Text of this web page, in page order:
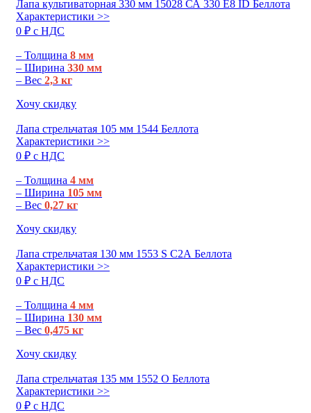
Лапа культиваторная 330 мм 15028 СА 330 E8 ID Беллота
Характеристики >>
0 ₽ c НДС
– Толщина 8 мм
– Ширина 330 мм
– Вес 2,3 кг
Хочу скидку
Лапа стрельчатая 105 мм 1544 Беллота
Характеристики >>
0 ₽ c НДС
– Толщина 4 мм
– Ширина 105 мм
– Вес 0,27 кг
Хочу скидку
Лапа стрельчатая 130 мм 1553 S С2А Беллота
Характеристики >>
0 ₽ c НДС
– Толщина 4 мм
– Ширина 130 мм
– Вес 0,475 кг
Хочу скидку
Лапа стрельчатая 135 мм 1552 О Беллота
Характеристики >>
0 ₽ c НДС